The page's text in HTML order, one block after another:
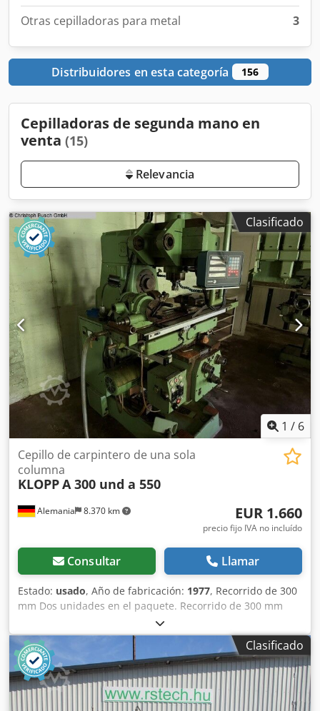
Otras cepilladoras para metal
3
Distribuidores en esta categoría 156
Cepilladoras de segunda mano en
venta (15)
Relevancia
Clasificado
1 / 6
Alemania 8.370 km
Cepillo de carpintero de una sola
columna
KLOPPA 300 und a 550
EUR 1.660
precio fijo IVA no incluído
Consultar Llamar
Estado: usado, Año de fabricación: 1977, Recorrido de 300
mm Dos unidades en el paquete. Recorrido de 300 mm
Recorrido de 550 mm En perfecto estado. Año de
fabricación: 1977 Crjdpfx Aezmixgoa Dof Incluye prensa de
tornillo.
Clasificado